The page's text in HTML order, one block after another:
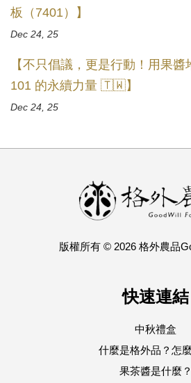
板（7401）】
Dec 24, 25
【不只倡議，更是行動！用果
101 的永續力量 🇹🇼】
Dec 24, 25
版權所有 © 2026 格外農品
快速連結
中秋禮盒
什麼是格外品？怎
果茶醬是什麼？